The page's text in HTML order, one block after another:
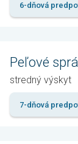
6-dňová
Peľové
stredný výskyt
7-dňová